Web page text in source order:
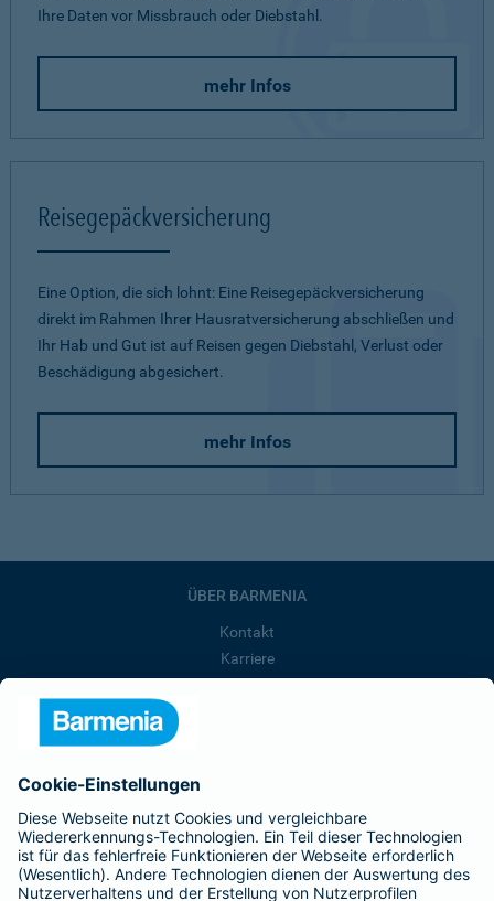
Ihre Daten vor Missbrauch oder Diebstahl.
mehr Infos
Reisegepäckversicherung
Eine Option, die sich lohnt: Eine Reisegepäckversicherung
direkt im Rahmen Ihrer Hausratversicherung abschließen und
Ihr Hab und Gut ist auf Reisen gegen Diebstahl, Verlust oder
Beschädigung abgesichert.
mehr Infos
ÜBER BARMENIA
Kontakt
Karriere
Barmenia ist Teil der BarmeniaGothaer
BELIEBTE SEITEN
Kranken-Zusatzversicherung